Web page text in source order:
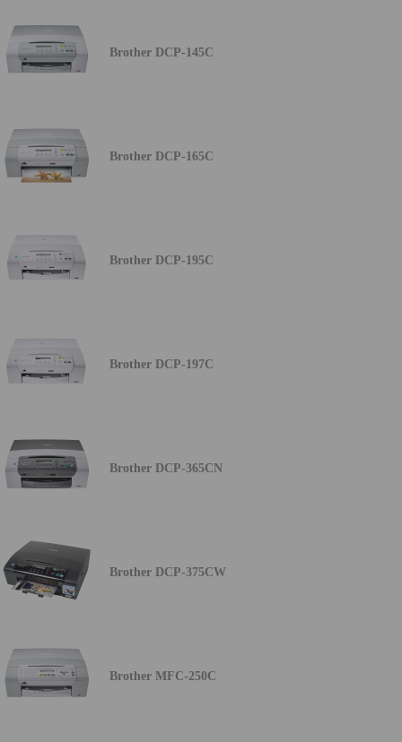
Brother DCP-145C
Brother DCP-165C
Brother DCP-195C
Brother DCP-197C
Brother DCP-365CN
Brother DCP-375CW
Brother MFC-250C